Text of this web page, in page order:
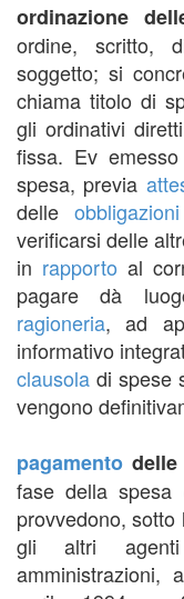
ordinazione
ordine, scritto,
soggetto; si
chiama titolo di
gli ordinativi
fissa. Ev
spesa, previa
delleobbligazioni
verificarsi delle
in rapporto al
pagare dà
ragioneria, ad
informativo
clausola di spese
vengono
pagamento delle
fase della spesa
provvedono, sotto
gli altri
amministrazioni,